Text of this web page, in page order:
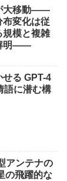
大移動――
布変化は従
規模と複雑
明――
る GPT-4
語に潜む構
アンテナの
の飛躍的な